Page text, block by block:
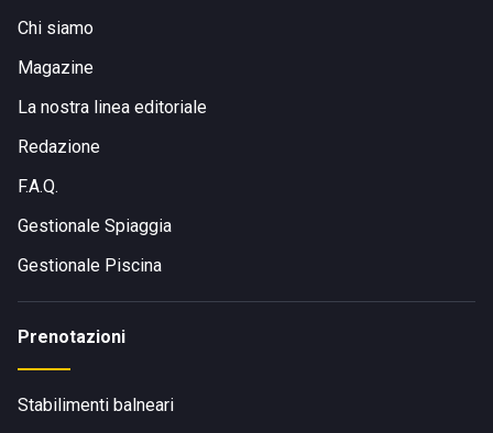
Chi siamo
Magazine
La nostra linea editoriale
Redazione
F.A.Q.
Gestionale Spiaggia
Gestionale Piscina
Prenotazioni
Stabilimenti balneari